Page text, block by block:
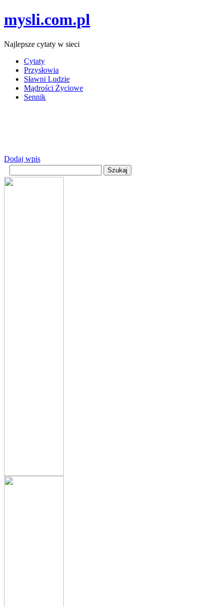
mysli.com.pl
Najlepsze cytaty w sieci
Cytaty
Przysłowia
Sławni Ludzie
Mądrości Życiowe
Sennik
Dodaj wpis